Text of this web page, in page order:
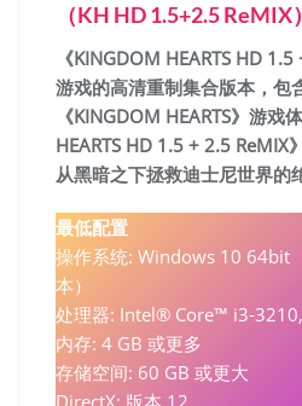
（KH HD 1.5+2.5 ReMIX）
《KINGDOM HEARTS HD
游戏的高清重制集合版本，包
《KINGDOM HEARTS》游戏
HEARTS HD 1.5 + 2.5 ReMIX
从黑暗之下拯救迪士尼世界的
最低配置
操作系统: Windows 10 64bit
本）
处理器: Intel® Core™ i3-
内存: 4 GB 或更多
存储空间: 60 GB 或更大